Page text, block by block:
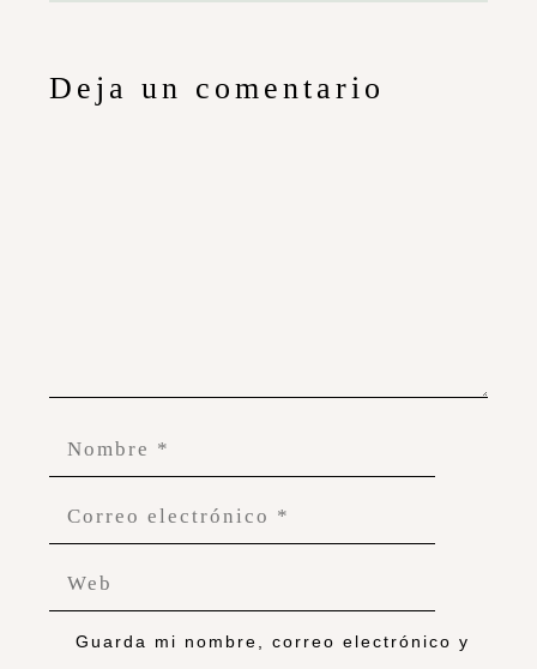
Deja un comentario
Guarda mi nombre, correo electrónico y